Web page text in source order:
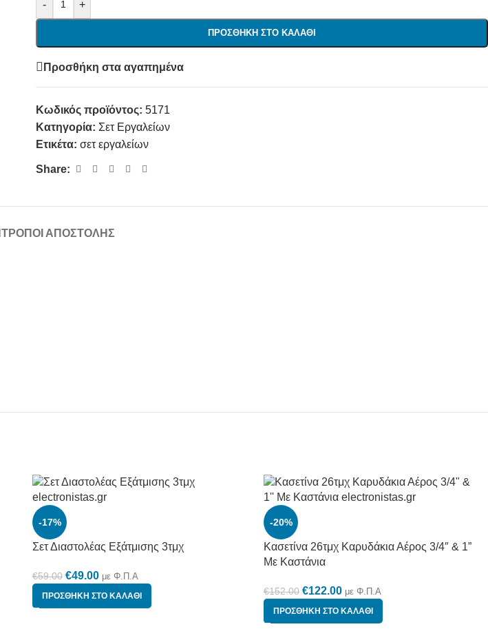
- +
ΠΡΟΣΘΉΚΗ ΣΤΟ ΚΑΛΆΘΙ
Προσθήκη στα αγαπημένα
Κωδικός προϊόντος: 5171
Κατηγορία: Σετ Εργαλείων
Ετικέτα: σετ εργαλείων
Share:
ΤΡΌΠΟΙ ΑΠΟΣΤΟΛΉΣ
-17%
Σετ Διαστολέας Εξάτμισης 3τμχ
€59.00 €49.00 με Φ.Π.Α
ΠΡΟΣΘΉΚΗ ΣΤΟ ΚΑΛΆΘΙ
-20%
Κασετίνα 26τμχ Καρυδάκια Αέρος 3/4″ & 1”
Με Καστάνια
€152.00 €122.00 με Φ.Π.Α
ΠΡΟΣΘΉΚΗ ΣΤΟ ΚΑΛΆΘΙ